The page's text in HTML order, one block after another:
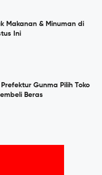
Makanan & Minuman di
Ini
Gunma Pilih Toko
Beras